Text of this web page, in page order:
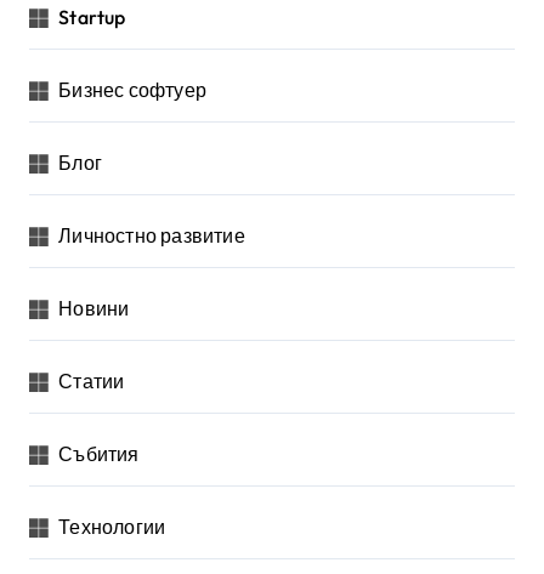
Startup
Бизнес софтуер
Блог
Личностно развитие
Новини
Статии
Събития
Технологии